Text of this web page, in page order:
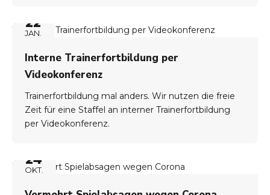
22
JAN.
Interne Trainerfortbildung per
Videokonferenz
Trainerfortbildung mal anders. Wir nutzen die freie
Zeit für eine Staffel an interner Trainerfortbildung
per Videokonferenz.
24
OKT.